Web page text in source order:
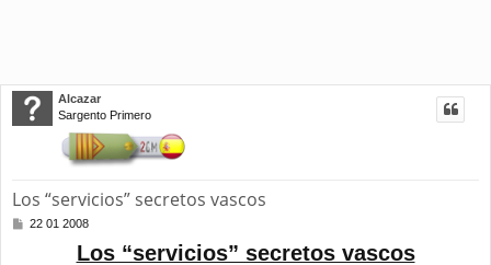
Alcazar
Sargento Primero
Los “servicios” secretos vascos
M
22 01 2008
Los “servicios” secretos vascos